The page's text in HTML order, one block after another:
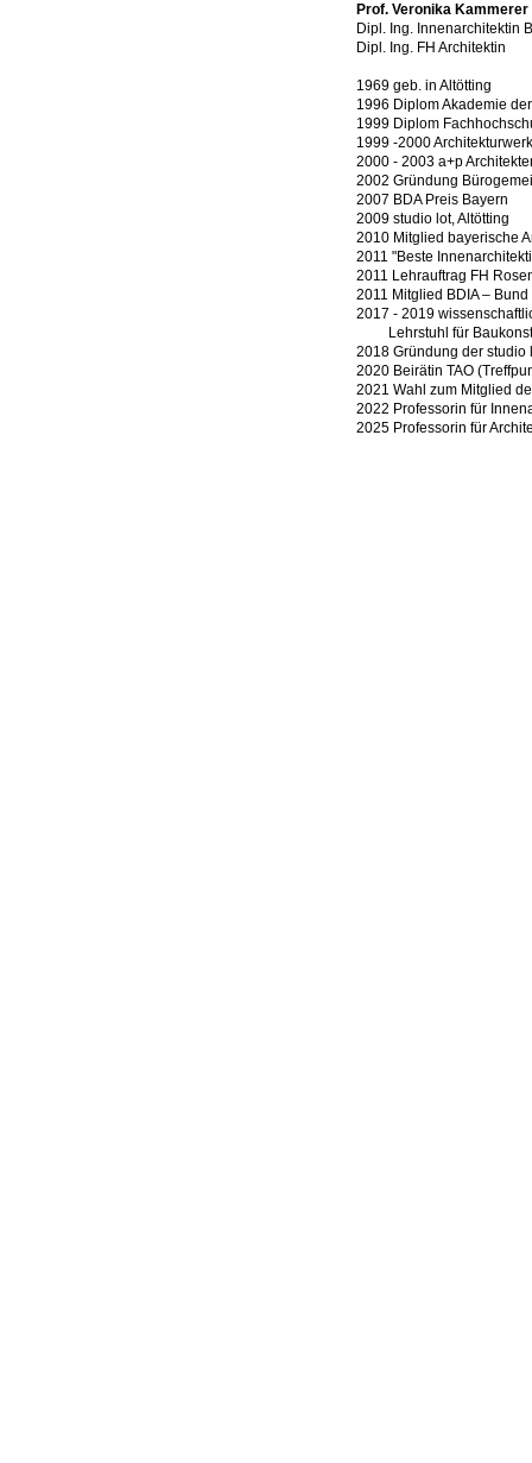
Prof. Veronika Kammerer
Dipl. Ing. Innenarchitektin
Dipl. Ing. FH Architektin
1969 geb. in Altötting
1996 Diplom Akademie
1999 Diplom
1999 -2000
2000 - 2003 a+p
2002 Gründung
2007 BDA Preis Bayern
2009 studio lot, Altötting
2010 Mitglied bayerische
2011 "Beste
2011 Lehrauftrag FH
2011 Mitglied BDIA –
2017 - 2019
Lehrstuhl für
2018 Gründung der studio
2020 Beirätin TAO
2021 Wahl zum Mitglied
2022 Professorin für
2025 Professorin für